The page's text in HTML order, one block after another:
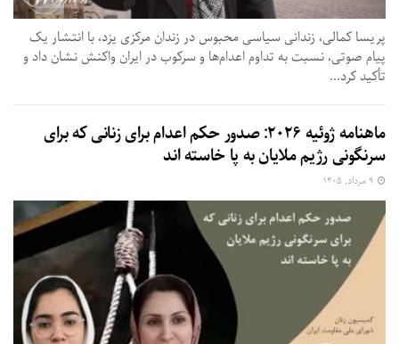
پریسا کمالی، زندانی سیاسی محبوس در زندان مرکزی یزد، با انتشار یک
پیام صوتی، نسبت به تداوم اعدام‌ها و سرکوب در ایران واکنش نشان داد و
تأکید کرد...
ماهنامه ژوئیه ۲۰۲۶: صدور حکم اعدام برای زنانی که برای
سرنگونی رژیم ملایان به پا خاسته اند